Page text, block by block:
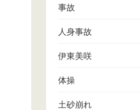
事故
人身事故
伊東美咲
体操
土砂崩れ